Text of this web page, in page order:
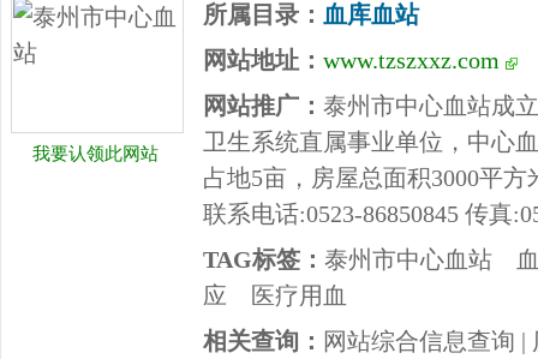
我要认领此网站
所属目录： 血库血站
网站地址： www.tzszxxz.com
网站推广： 泰州市中心血站成
卫生系统直属事业单位，中心
占地5亩，房屋总面积3000平
联系电话:0523-86850845 传真
TAG标签： 泰州市中心血站
应
医疗用血
相关查询： 网站综合信息查询 |